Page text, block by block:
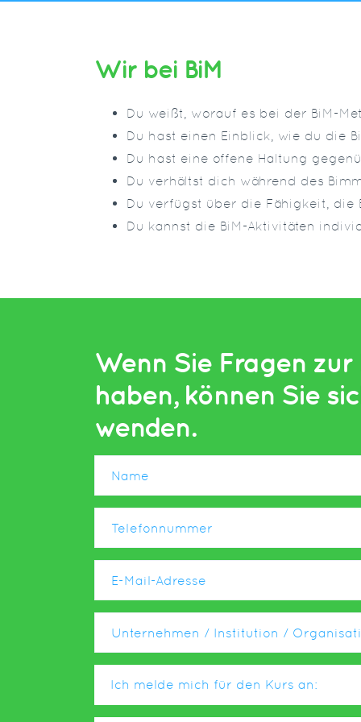
Wir bei BiM
Du weißt, worauf es bei der BiM-
Du hast einen Einblick, wie du die
Du hast eine offene Haltung
Du verhältst dich während des
Du verfügst über die Fähigkeit, die
Du kannst die BiM-Aktivitäten
Wenn Sie Fragen zur
haben, können Sie
wenden.